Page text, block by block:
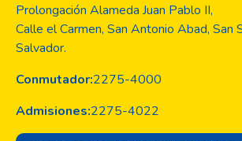
Prolongación Alameda Juan Pablo II,
Calle el Carmen, San Antonio Abad, San
Salvador.
Conmutador:2275-4000
Admisiones:2275-4022